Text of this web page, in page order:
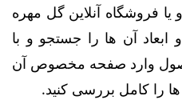
یا فروشگاه آنلاین گل مهره
آن ها را جستجو و با
وارد صفحه مخصوص آن
را کامل بررسی کنید.